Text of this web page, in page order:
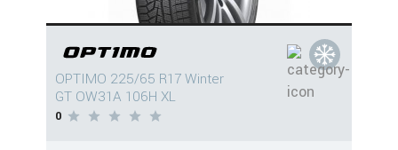
OPTIMO 225/65 R17 Winter
GT OW31A 106H XL
0